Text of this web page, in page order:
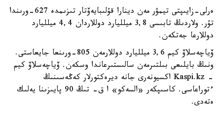
ەرلى-زايىپتى تيمۋر مەن دينارا قۇلىبايەۆتار تىزىمدە 627-ورىندا
تۇر. ولاردىڭ تابىسى 3,8 ميلليارد دوللاردان 4,4 ميلليارد
دوللارعا جەتكەن.
ۆياچەسلاۆ كيم 3,6 ميلليارد دوللارمەن 805-ورىنعا جايعاستى.
ونىڭ بايلىعى بىلتىرمەن سالىستىرعاندا وسكەن. ۆياچەسلاۆ كيم
- Kaspi.kz اكسيونەرى جانە ديرەكتورلار كەڭەسىنىڭ
ءتوراعاسى. كاسىپكەر «السەكو» ا ق- تىڭ 90 پايىزىنا يەلىك
ەتەدى.